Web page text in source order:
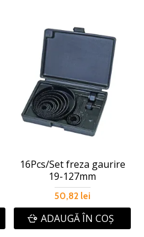
16Pcs/Set freza gaurire
19-127mm
50,82 lei
ADAUGĂ ÎN COŞ